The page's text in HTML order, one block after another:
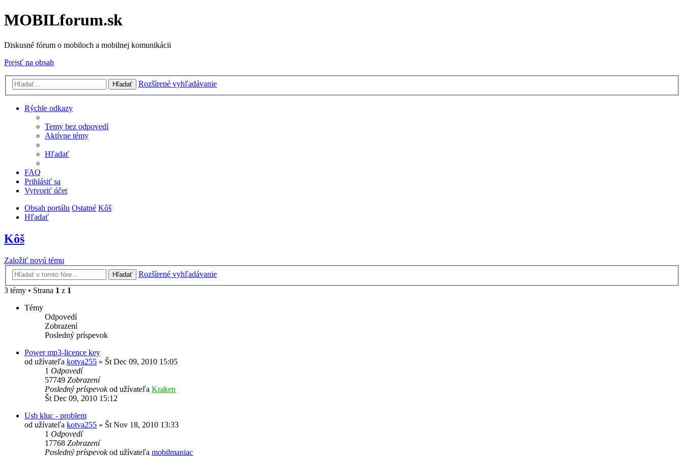
MOBILforum.sk
Diskusné fórum o mobiloch a mobilnej komunikácii
Prejsť na obsah
Hľadať Rozšírené vyhľadávanie
Rýchle odkazy
Temy bez odpovedí
Aktívne témy
Hľadať
FAQ
Prihlásiť sa
Vytvoriť účet
Obsah portálu Ostatné Kôš
Hľadať
Kôš
Založiť novú tému
Hľadať
Rozšírené vyhľadávanie
3 témy • Strana 1 z 1
Témy
Odpovedí
Zobrazení
Posledný príspevok
Power mp3-licence key
od užívateľa kotva255 » Št Dec 09, 2010 15:05
1 Odpovedí
57749 Zobrazení
Posledný príspevokod užívateľa Kraken
Št Dec 09, 2010 15:12
Usb kluc - problem
od užívateľa kotva255 » Št Nov 18, 2010 13:33
1 Odpovedí
17768 Zobrazení
Posledný príspevokod užívateľa mobilmaniac